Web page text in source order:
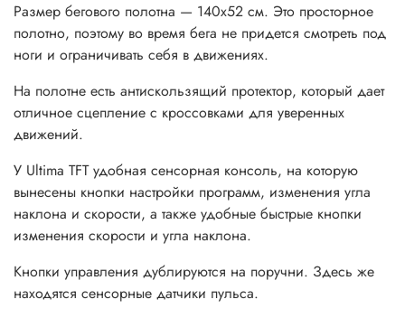
Размер бегового полотна — 140x52 см. Это просторное
полотно, поэтому во время бега не придется смотреть под
ноги и ограничивать себя в движениях.
На полотне есть антискользящий протектор, который дает
отличное сцепление с кроссовками для уверенных
движений.
У Ultima TFT удобная сенсорная консоль, на которую
вынесены кнопки настройки программ, изменения угла
наклона и скорости, а также удобные быстрые кнопки
изменения скорости и угла наклона.
Кнопки управления дублируются на поручни. Здесь же
находятся сенсорные датчики пульса.